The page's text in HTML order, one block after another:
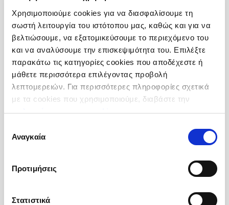
Χρησιμοποιούμε cookies για να διασφαλίσουμε τη
σωστή λειτουργία του ιστότοπου μας, καθώς και για να
βελτιώσουμε, να εξατομικεύσουμε το περιεχόμενο του
και να αναλύσουμε την επισκεψιμότητα του. Επιλέξτε
παρακάτω τις κατηγορίες cookies που αποδέχεστε ή
μάθετε περισσότερα επιλέγοντας προβολή
λεπτομερειών. Για περισσότερες πληροφορίες σχετικά
με τα cookies που χρησιμοποιούμε, διαβάστε την
πολιτική μας για τα cookies.
συγκατάθεσης
Αναγκαία
Προτιμήσεις
Στατιστικά
Πιπέρι Λευκό
Τριμμένο
Προέλευση :